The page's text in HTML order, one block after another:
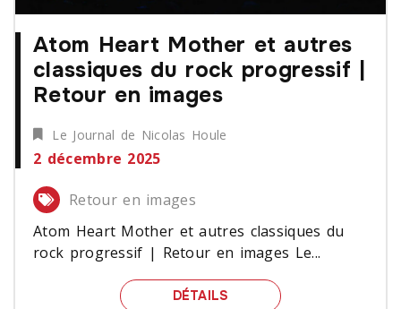
Atom Heart Mother et autres
classiques du rock progressif |
Retour en images
Le Journal de Nicolas Houle
2 décembre 2025
Retour en images
Atom Heart Mother et autres classiques du
rock progressif | Retour en images Le...
DÉTAILS ATOM HEART MOTHER